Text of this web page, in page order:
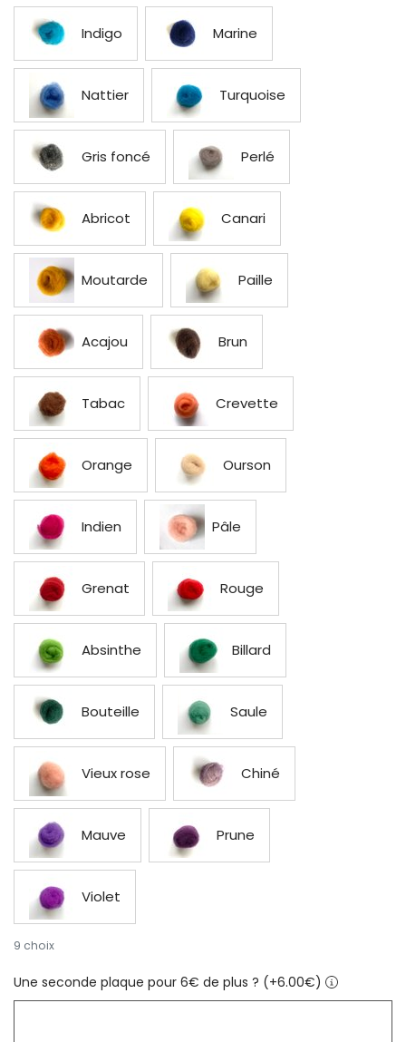
Indigo Marine
Nattier Turquoise
Gris foncé Perlé
Abricot Canari
Moutarde Paille
Acajou Brun
Tabac Crevette
Orange Ourson
Indien Pâle
Grenat Rouge
Absinthe Billard
Bouteille Saule
Vieux rose Chiné
Mauve Prune
Violet
9 choix
Une seconde plaque pour 6€ de plus ? (+6.00€)